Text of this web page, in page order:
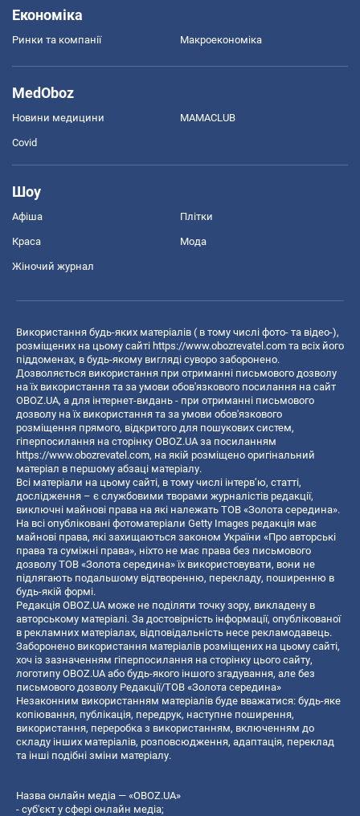
Економіка
Ринки та компанії Макроекономіка
MedOboz
Новини медицини MAMACLUB
Covid
Шоу
Афіша Плітки
Краса Мода
Жіночий журнал
Використання будь-яких матеріалів ( в тому числі фото- та відео-),
розміщених на цьому сайті https://www.obozrevatel.com та всіх його
піддоменах, в будь-якому вигляді суворо заборонено.
Дозволяється використання при отриманні письмового дозволу
на їх використання та за умови обов'язкового посилання на сайт
OBOZ.UA, а для інтернет-видань - при отриманні письмового
дозволу на їх використання та за умови обов'язкового
розміщення прямого, відкритого для пошукових систем,
гіперпосилання на сторінку OBOZ.UA за посиланням
https://www.obozrevatel.com, на якій розміщено оригінальний
матеріал в першому абзаці матеріалу.
Всі матеріали на цьому сайті, в тому числі інтерв’ю, статті,
дослідження – є службовими творами журналістів редакції,
виключні майнові права на які належать ТОВ «Золота середина».
На всі опубліковані фотоматеріали Getty Images редакція має
майнові права, які захищаються законом України «Про авторські
права та суміжні права», ніхто не має права без письмового
дозволу ТОВ «Золота середина» їх використовувати, вони не
підлягають подальшому відтворенню, перекладу, поширенню в
будь-якій формі.
Редакція OBOZ.UA може не поділяти точку зору, викладену в
авторському матеріалі. За достовірність інформації, опублікованої
в рекламних матеріалах, відповідальність несе рекламодавець.
Заборонено використання матеріалів розміщених на цьому сайті,
хоч із зазначенням гіперпосилання на сторінку цього сайту,
логотипу OBOZ.UA або будь-якого іншого згадування, але без
письмового дозволу Редакції/ТОВ «Золота середина»
Незаконним використанням матеріалів буде вважатися: будь-яке
копiювання, публiкацiя, передрук, наступне поширення,
використання, переробка з використанням, включенням до
складу інших матеріалів, розповсюдження, адаптація, переклад
та інші подібні зміни матеріалу.
Назва онлайн медіа — «OBOZ.UA»
- суб'єкт у сфері онлайн медіа;